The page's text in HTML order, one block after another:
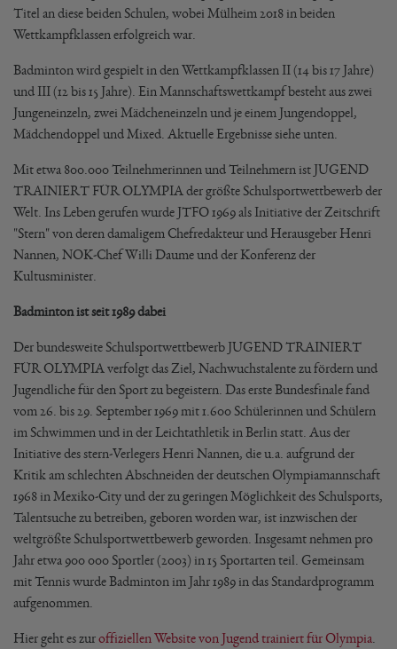
Titel an diese beiden Schulen, wobei Mülheim 2018 in beiden
Wettkampfklassen erfolgreich war.
Badminton wird gespielt in den Wettkampfklassen II (14 bis 17 Jahre)
und III (12 bis 15 Jahre). Ein Mannschaftswettkampf besteht aus zwei
Jungeneinzeln, zwei Mädcheneinzeln und je einem Jungendoppel,
Mädchendoppel und Mixed. Aktuelle Ergebnisse siehe unten.
Mit etwa 800.000 Teilnehmerinnen und Teilnehmern ist JUGEND
TRAINIERT FÜR OLYMPIA der größte Schulsportwettbewerb der
Welt. Ins Leben gerufen wurde JTFO 1969 als Initiative der Zeitschrift
"Stern" von deren damaligem Chefredakteur und Herausgeber Henri
Nannen, NOK-Chef Willi Daume und der Konferenz der
Kultusminister.
Badminton ist seit 1989 dabei
Der bundesweite Schulsportwettbewerb JUGEND TRAINIERT
FÜR OLYMPIA verfolgt das Ziel, Nachwuchstalente zu fördern und
Jugendliche für den Sport zu begeistern. Das erste Bundesfinale fand
vom 26. bis 29. September 1969 mit 1.600 Schülerinnen und Schülern
im Schwimmen und in der Leichtathletik in Berlin statt. Aus der
Initiative des stern-Verlegers Henri Nannen, die u.a. aufgrund der
Kritik am schlechten Abschneiden der deutschen Olympiamannschaft
1968 in Mexiko-City und der zu geringen Möglichkeit des Schulsports,
Talentsuche zu betreiben, geboren worden war, ist inzwischen der
weltgrößte Schulsportwettbewerb geworden. Insgesamt nehmen pro
Jahr etwa 900 000 Sportler (2003) in 15 Sportarten teil. Gemeinsam
mit Tennis wurde Badminton im Jahr 1989 in das Standardprogramm
aufgenommen.
Hier geht es zuroffiziellen Website von Jugend trainiert für Olympia